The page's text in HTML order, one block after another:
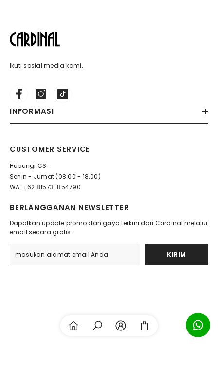
Ikuti sosial media kami.
INFORMASI
CUSTOMER SERVICE
Hubungi CS:
Senin - Jumat (08.00 - 18.00)
WA: +62 81573-854790
BERLANGGANAN NEWSLETTER
Dapatkan update promo dan gaya terkini dari Cardinal melalui
email secara gratis.
KIRIM
Payment